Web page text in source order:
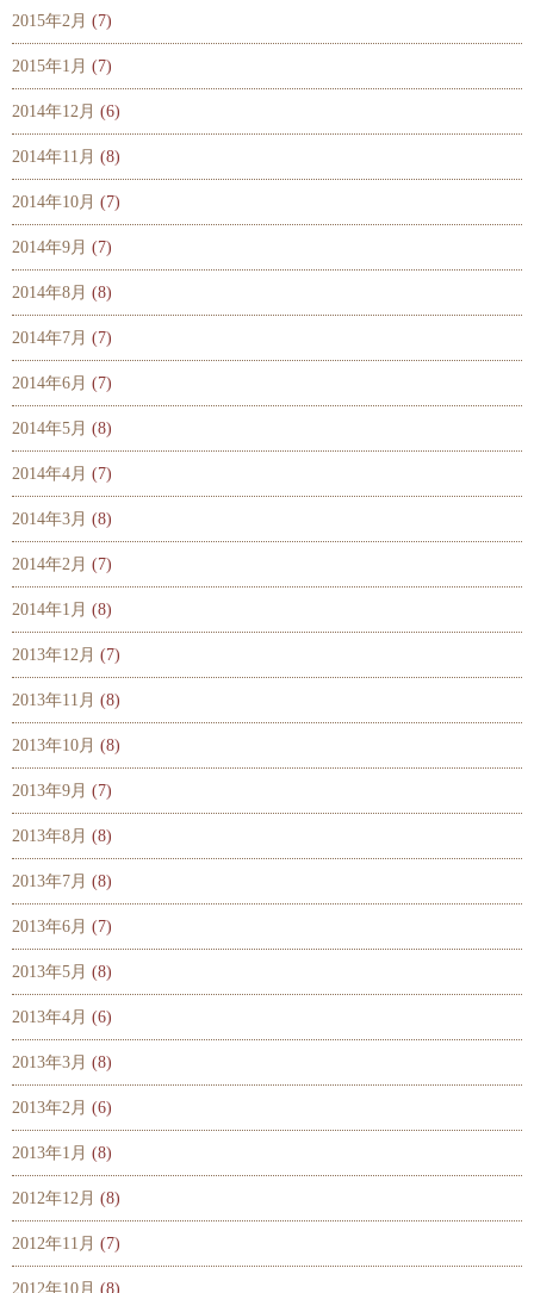
2015年2月 (7)
2015年1月 (7)
2014年12月 (6)
2014年11月 (8)
2014年10月 (7)
2014年9月 (7)
2014年8月 (8)
2014年7月 (7)
2014年6月 (7)
2014年5月 (8)
2014年4月 (7)
2014年3月 (8)
2014年2月 (7)
2014年1月 (8)
2013年12月 (7)
2013年11月 (8)
2013年10月 (8)
2013年9月 (7)
2013年8月 (8)
2013年7月 (8)
2013年6月 (7)
2013年5月 (8)
2013年4月 (6)
2013年3月 (8)
2013年2月 (6)
2013年1月 (8)
2012年12月 (8)
2012年11月 (7)
2012年10月 (8)